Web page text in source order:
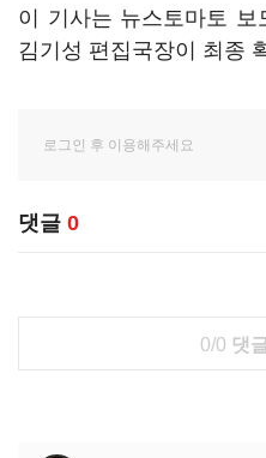
이 기사는 뉴스토마토
김기성 편집국장이 최종
댓글 0
0/0 댓